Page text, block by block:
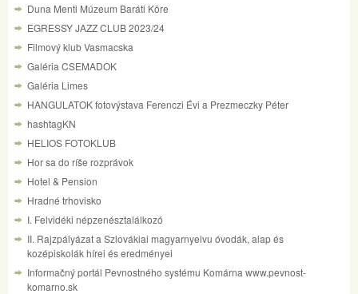
Duna Menti Múzeum Baráti Köre
EGRESSY JAZZ CLUB 2023/24
Filmový klub Vasmacska
Galéria CSEMADOK
Galéria Limes
HANGULATOK fotovýstava Ferenczi Évi a Prezmeczky Péter
hashtagKN
HELIOS FOTOKLUB
Hor sa do ríše rozprávok
Hotel & Pension
Hradné trhovisko
I. Felvidéki népzenésztalálkozó
II. Rajzpályázat a Szlovákiai magyarnyelvu óvodák, alap és
kozépiskolák hírei és eredményei
Informačný portál Pevnostného systému Komárna www.pevnost-
komarno.sk